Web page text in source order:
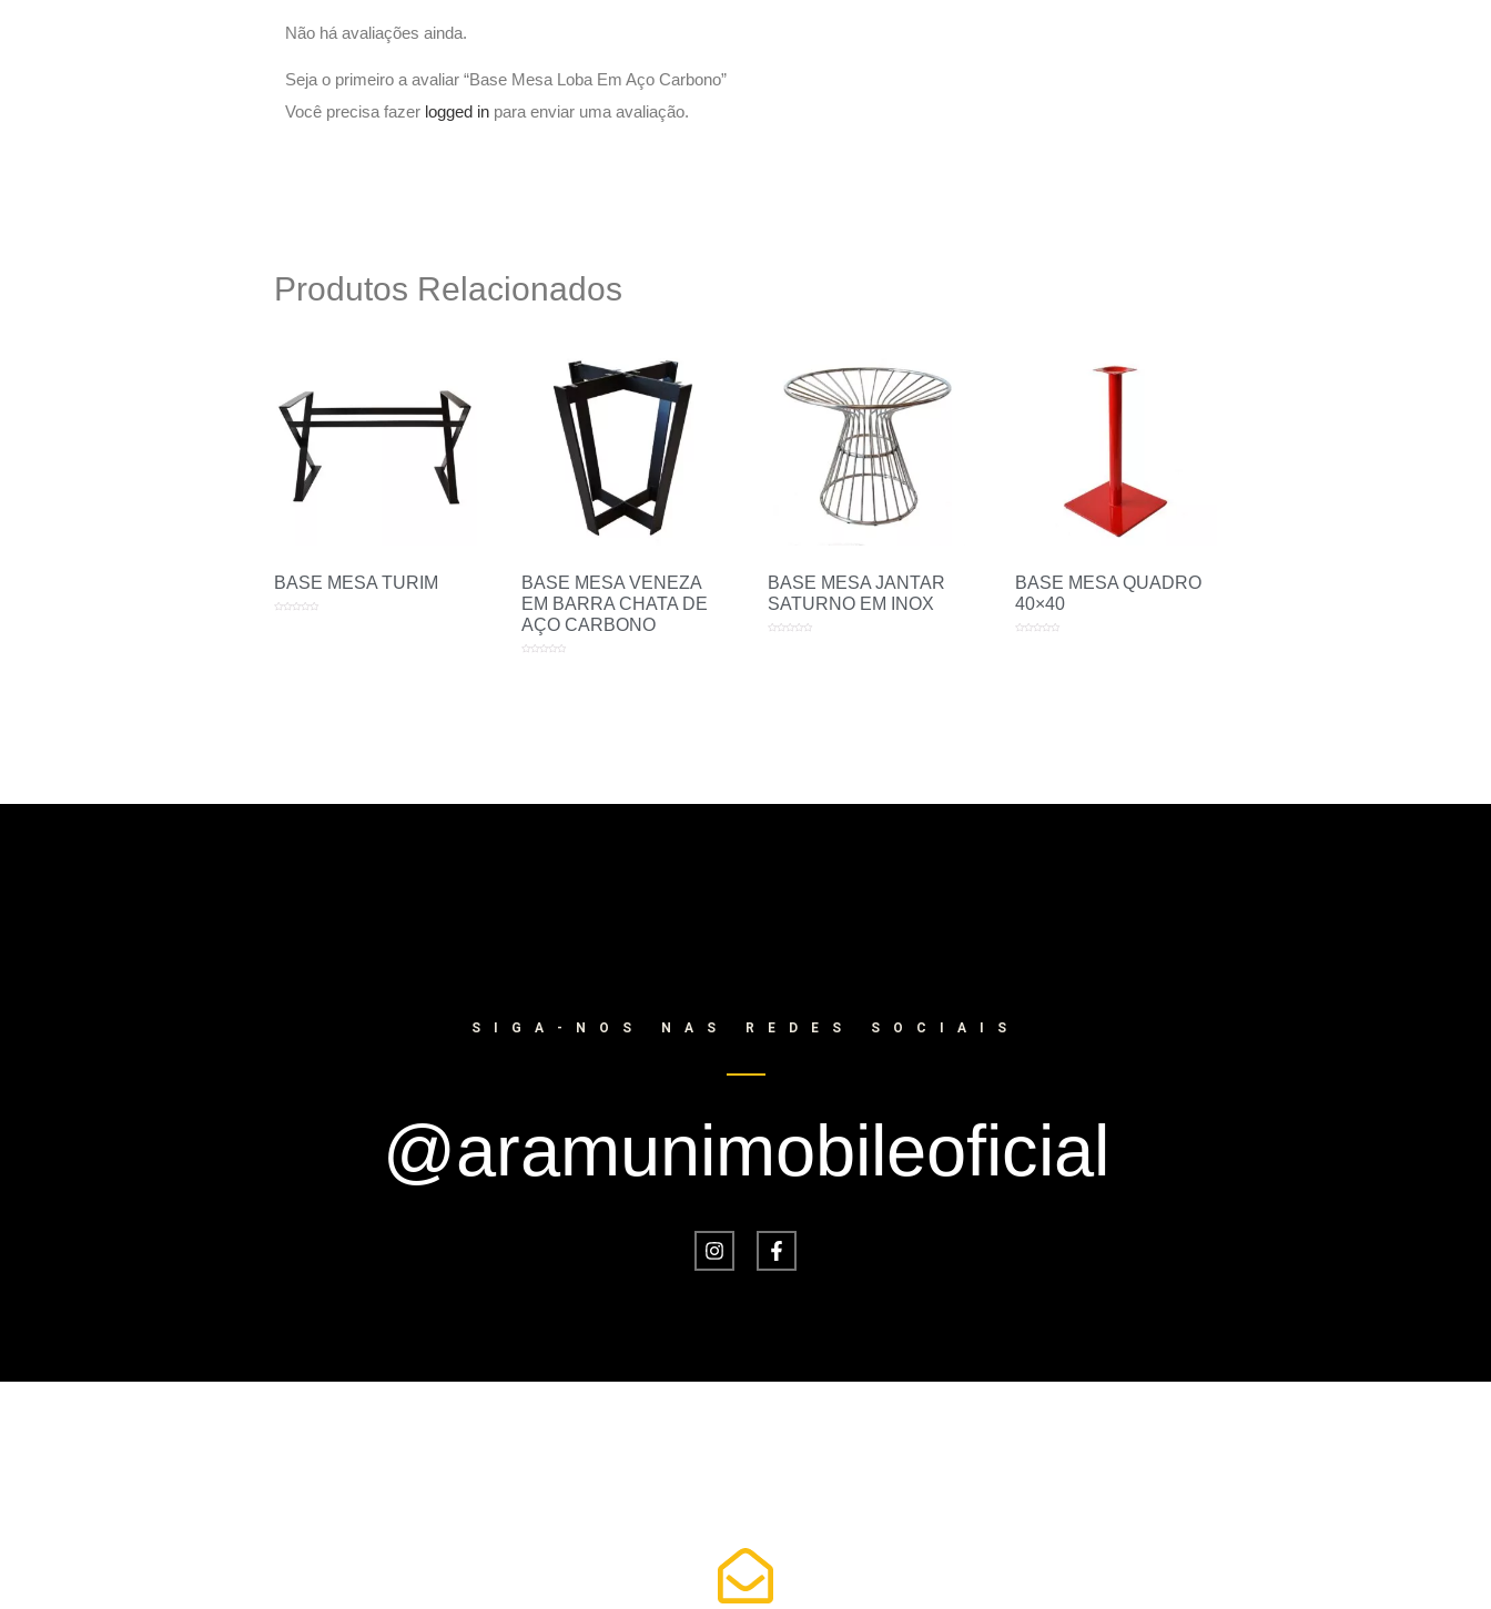
Não há avaliações ainda.
Seja o primeiro a avaliar “Base Mesa Loba Em Aço Carbono”
Você precisa fazer logged in para enviar uma avaliação.
Produtos Relacionados
BASE MESA TURIM
BASE MESA VENEZA
EM BARRA CHATA DE
AÇO CARBONO
BASE MESA JANTAR
SATURNO EM INOX
BASE MESA QUADRO
40×40
SIGA-NOS NAS REDES SOCIAIS
@aramunimobileoficial